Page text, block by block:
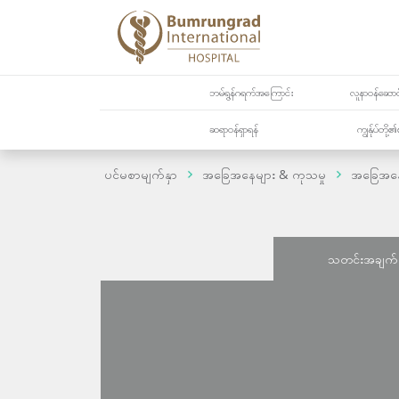
ဘမ်ရွန်ဂရက်အကြောင်း လူနာဝန်ဆော
ဆရာဝန်ရှာရန် ကျွန်ုပ်တို့၏
ပင်မစာမျက်နှာ အခြေအနေများ & ကုသမှု အခြေအန
သတင်းအခ